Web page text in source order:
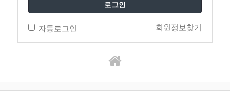
로그인
자동로그인 회원정보찾기